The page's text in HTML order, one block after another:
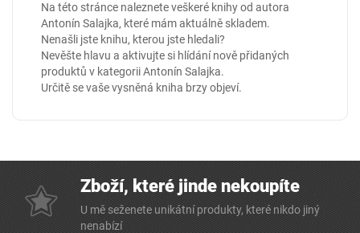
Na této stránce naleznete veškeré knihy od autora
Antonín Salajka, které mám aktuálně skladem.
Nenašli jste knihu, kterou jste hledali?
Nevěšte hlavu a aktivujte si hlídání nově přidaných
produktů v kategoriiAntonín Salajka.
Určitě se vaše vysněná kniha brzy objeví.
Zboží, které jinde nekoupíte
U mě seženete unikátní produkty, které nikdo jiný
nenabízí